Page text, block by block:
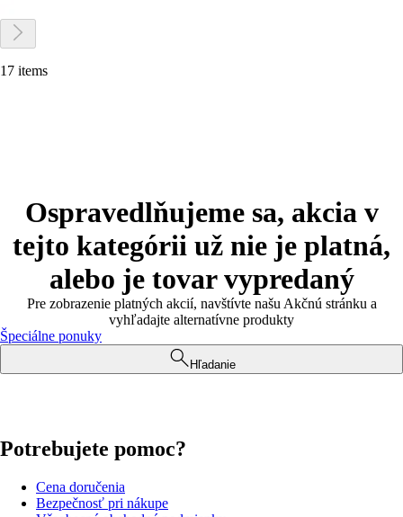
17 items
Ospravedlňujeme sa, akcia v
tejto kategórii už nie je platná,
alebo je tovar vypredaný
Pre zobrazenie platných akcií, navštívte našu Akčnú stránku a
vyhľadajte alternatívne produkty
Špeciálne ponuky
Hľadanie
Potrebujete pomoc?
Cena doručenia
Bezpečnosť pri nákupe